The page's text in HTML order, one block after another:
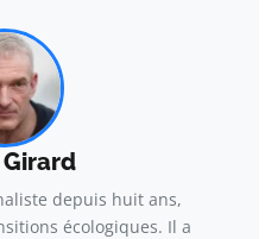
depuis huit ans,
écologiques. Il a